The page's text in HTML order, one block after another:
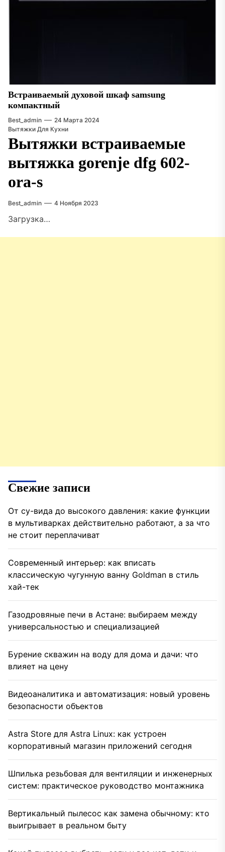
Встраиваемый духовой шкаф samsung
компактный
Best_admin
24 Марта 2024
Вытяжки Для Кухни
Вытяжки встраиваемые
вытяжка gorenje dfg 602-
ora-s
Best_admin 4 Ноября 2023
Загрузка…
Свежие записи
От су-вида до высокого давления: какие функции
в мультиварках действительно работают, а за что
не стоит переплачиват
Современный интерьер: как вписать
классическую чугунную ванну Goldman в стиль
хай-тек
Газодровяные печи в Астане: выбираем между
универсальностью и специализацией
Бурение скважин на воду для дома и дачи: что
влияет на цену
Видеоаналитика и автоматизация: новый уровень
безопасности объектов
Astra Store для Astra Linux: как устроен
корпоративный магазин приложений сегодня
Шпилька резьбовая для вентиляции и инженерных
систем: практическое руководство монтажника
Вертикальный пылесос как замена обычному: кто
выигрывает в реальном быту